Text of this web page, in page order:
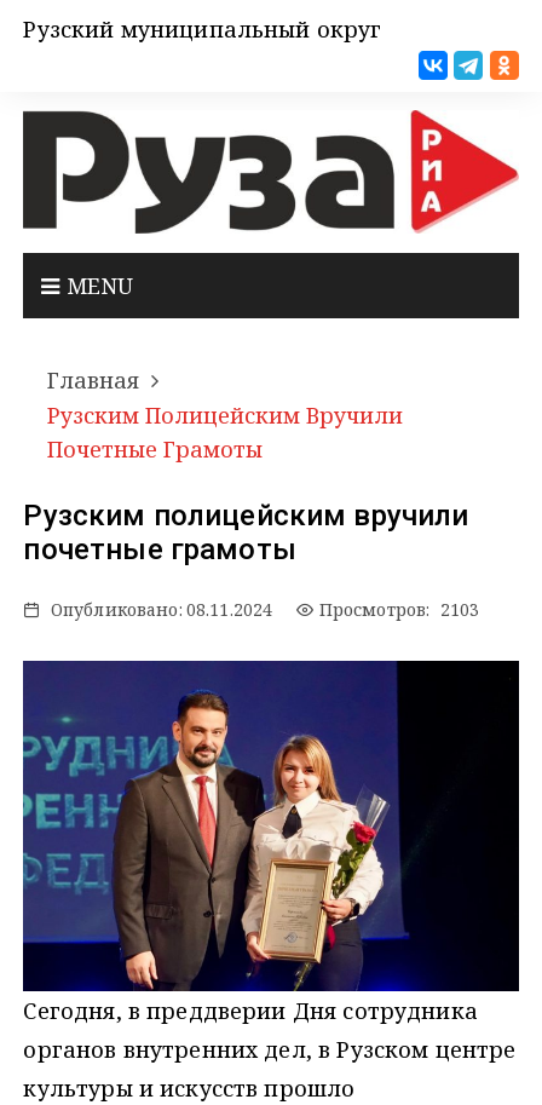
Рузский муниципальный округ
MENU
Главная
Рузским Полицейским Вручили
Почетные Грамоты
Рузским полицейским вручили
почетные грамоты
Опубликовано: 08.11.2024 Просмотров: 2103
Сегодня, в преддверии Дня сотрудника
органов внутренних дел, в Рузском центре
культуры и искусств прошло